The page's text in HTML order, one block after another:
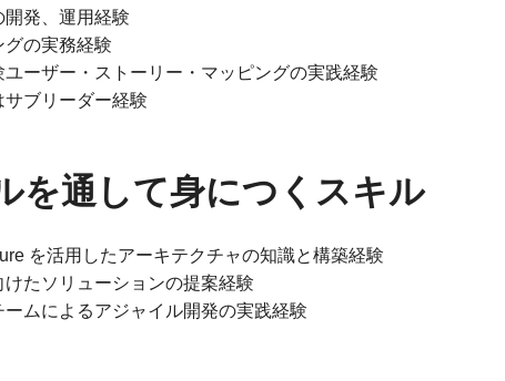
発、運用経験
の実務経験
ーザー・ストーリー・マッピングの実践経験
サブリーダー経験
を通して身につくスキル
を活用したアーキテクチャの知識と構築経験
たソリューションの提案経験
ムによるアジャイル開発の実践経験